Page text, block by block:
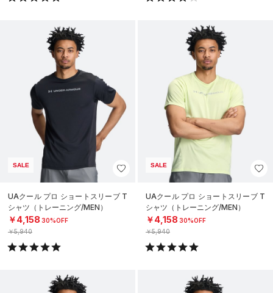
SALE
UAクール プロ ショートスリーブ T
シャツ（トレーニング/MEN）
￥4,158 30%OFF
￥5,940
SALE
UAクール プロ ショートスリーブ T
シャツ（トレーニング/MEN）
￥4,158 30%OFF
￥5,940